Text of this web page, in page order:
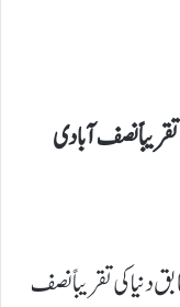
نصف آبادی
دنیا کی تقریباً نصف